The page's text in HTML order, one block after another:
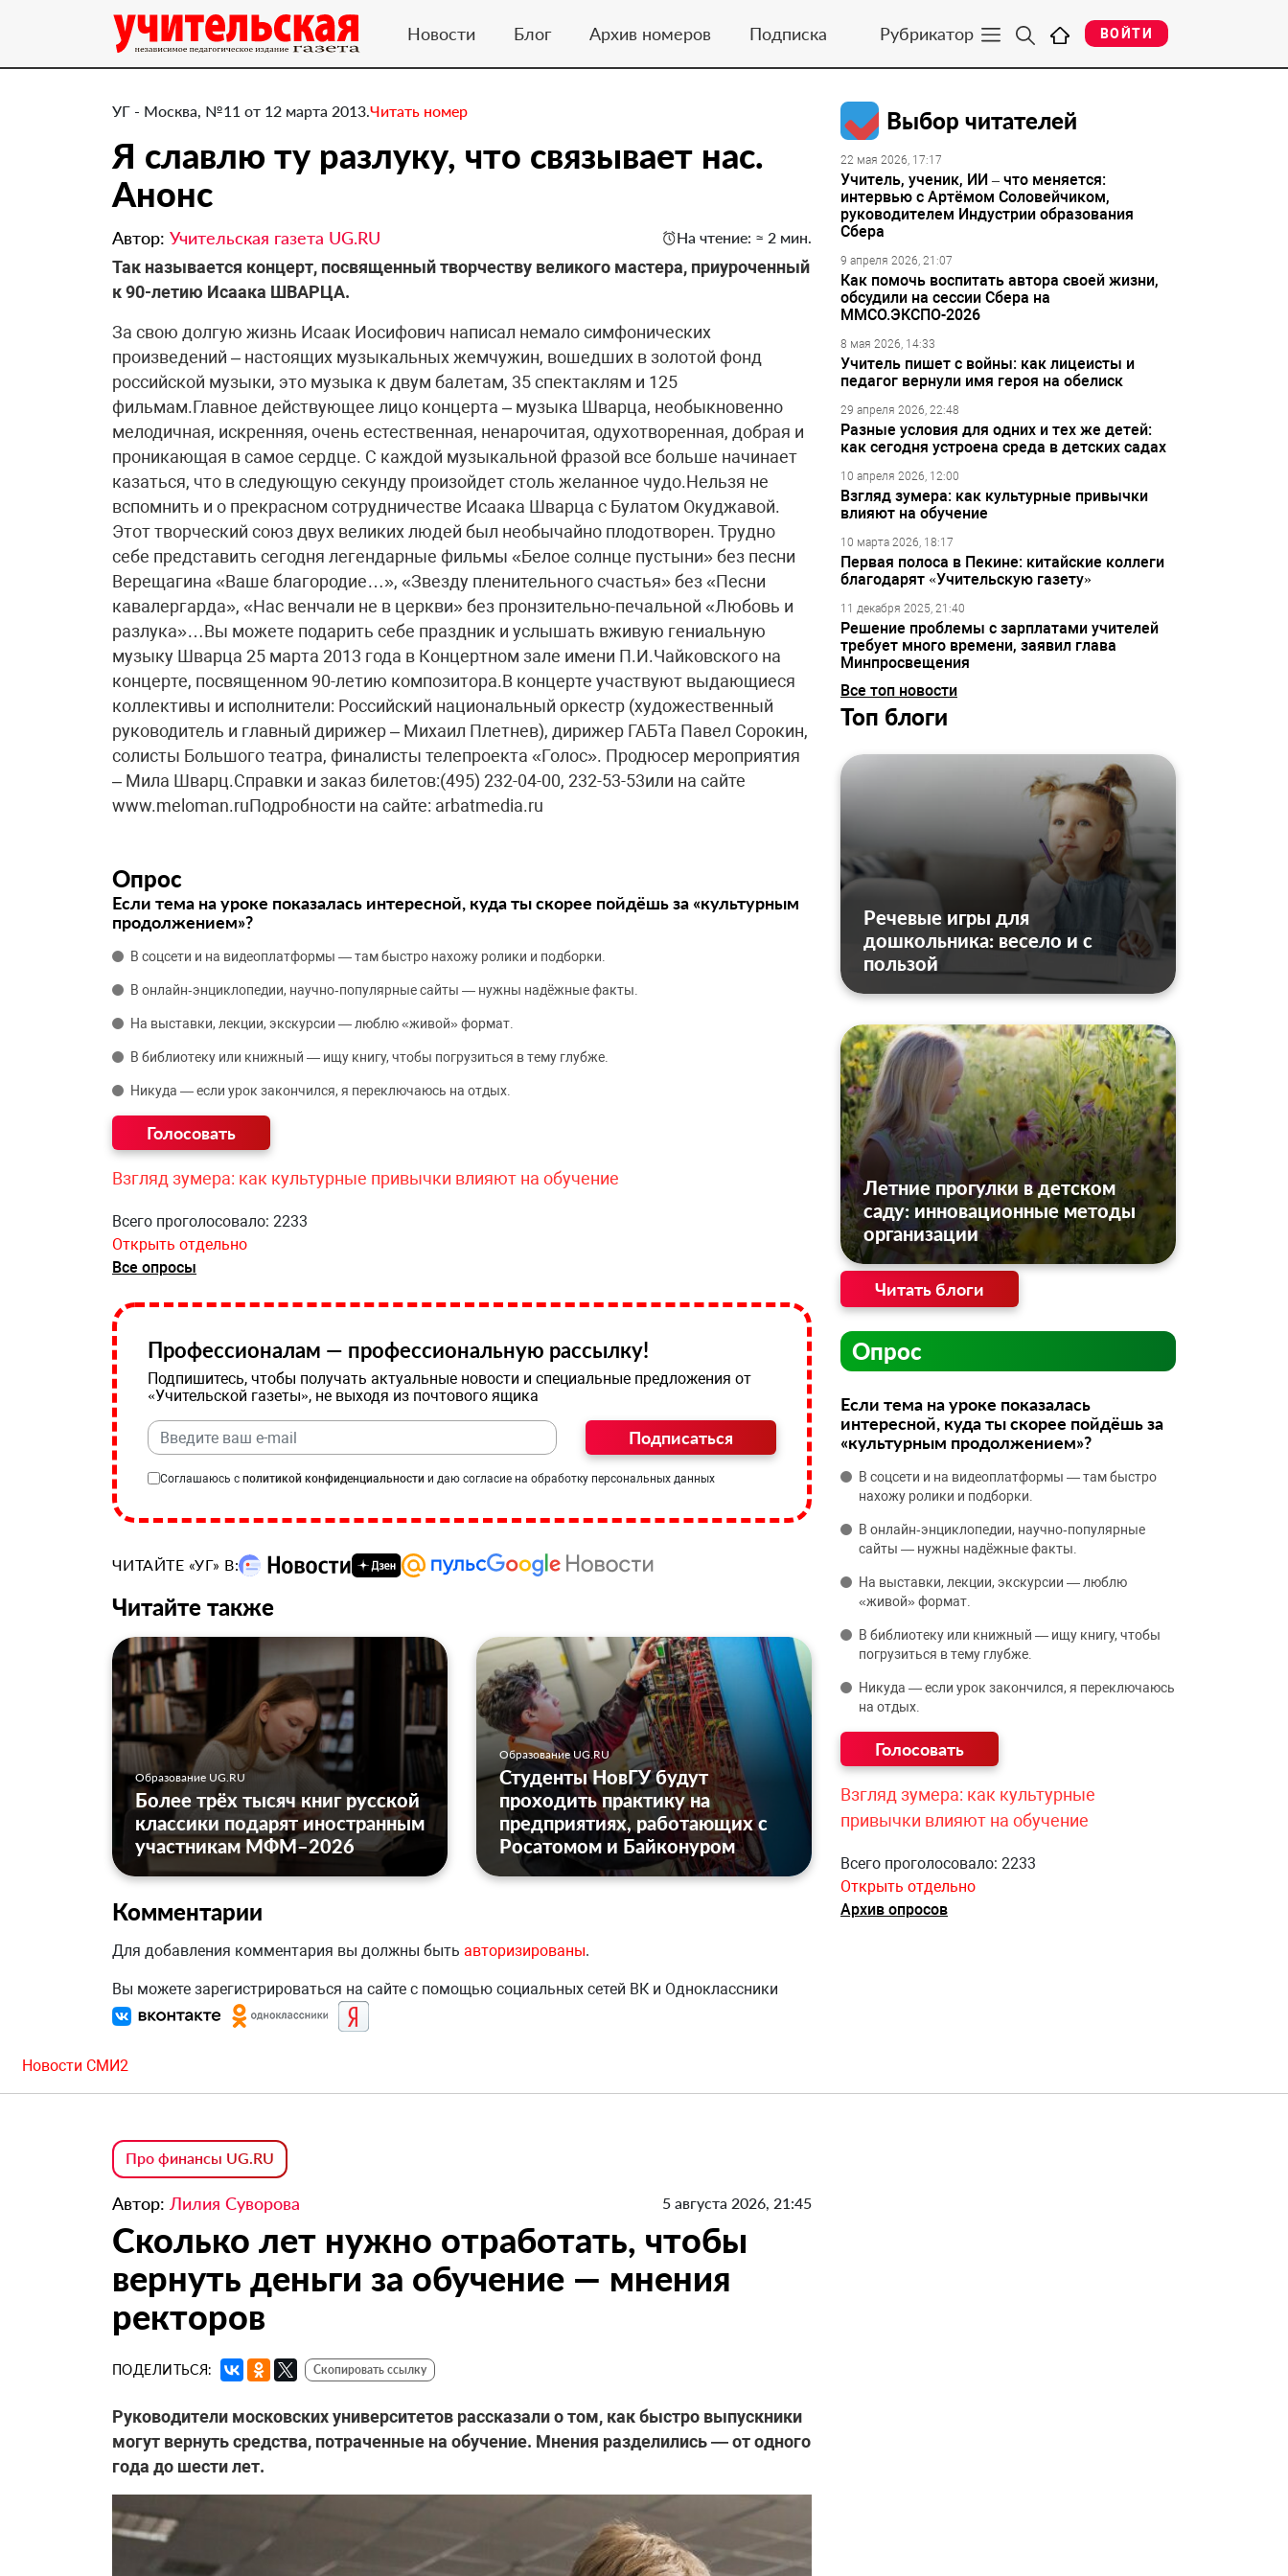
Новости Блог Архив номеров Подписка Рубрикатор ВОЙТИ
УГ - Москва, №11 от 12 марта 2013.Читать номер
Я славлю ту разлуку, что связывает нас.
Анонс
Автор: Учительская газета UG.RU На чтение: ≈ 2 мин.
Так называется концерт, посвященный творчеству великого мастера, приуроченный
к 90-летию Исаака ШВАРЦА.
За свою долгую жизнь Исаак Иосифович написал немало симфонических
произведений – настоящих музыкальных жемчужин, вошедших в золотой фонд
российской музыки, это музыка к двум балетам, 35 спектаклям и 125
фильмам.Главное действующее лицо концерта – музыка Шварца, необыкновенно
мелодичная, искренняя, очень естественная, ненарочитая, одухотворенная, добрая и
проникающая в самое сердце. С каждой музыкальной фразой все больше начинает
казаться, что в следующую секунду произойдет столь желанное чудо.Нельзя не
вспомнить и о прекрасном сотрудничестве Исаака Шварца с Булатом Окуджавой.
Этот творческий союз двух великих людей был необычайно плодотворен. Трудно
себе представить сегодня легендарные фильмы «Белое солнце пустыни» без песни
Верещагина «Ваше благородие…», «Звезду пленительного счастья» без «Песни
кавалергарда», «Нас венчали не в церкви» без пронзительно-печальной «Любовь и
разлука»…Вы можете подарить себе праздник и услышать вживую гениальную
музыку Шварца 25 марта 2013 года в Концертном зале имени П.И.Чайковского на
концерте, посвященном 90-летию композитора.В концерте участвуют выдающиеся
коллективы и исполнители: Российский национальный оркестр (художественный
руководитель и главный дирижер – Михаил Плетнев), дирижер ГАБТа Павел Сорокин,
солисты Большого театра, финалисты телепроекта «Голос». Продюсер мероприятия
– Мила Шварц.Справки и заказ билетов:(495) 232-04-00, 232-53-53или на сайте
www.meloman.ruПодробности на сайте: arbatmedia.ru
Опрос
Если тема на уроке показалась интересной, куда ты скорее пойдёшь за «культурным
продолжением»?
В соцсети и на видеоплатформы — там быстро нахожу ролики и подборки.
В онлайн‑энциклопедии, научно‑популярные сайты — нужны надёжные факты.
На выставки, лекции, экскурсии — люблю «живой» формат.
В библиотеку или книжный — ищу книгу, чтобы погрузиться в тему глубже.
Никуда — если урок закончился, я переключаюсь на отдых.
Взгляд зумера: как культурные привычки влияют на обучение
Всего проголосовало: 2233
Открыть отдельно
Все опросы
Профессионалам — профессиональную рассылку!
Подпишитесь, чтобы получать актуальные новости и специальные предложения от
«Учительской газеты», не выходя из почтового ящика
Подписаться
Соглашаюсь с политикой конфиденциальности и даю согласие на обработку персональных данных
ЧИТАЙТЕ «УГ» В:
Читайте также
Образование UG.RU
Более трёх тысяч книг русской
классики подарят иностранным
участникам МФМ–2026
Образование UG.RU
Студенты НовГУ будут
проходить практику на
предприятиях, работающих с
Росатомом и Байконуром
Комментарии
Для добавления комментария вы должны быть авторизированы.
Вы можете зарегистрироваться на сайте с помощью социальных сетей ВК и Одноклассники
Выбор читателей
22 мая 2026, 17:17
Учитель, ученик, ИИ – что меняется:
интервью с Артёмом Соловейчиком,
руководителем Индустрии образования
Сбера
9 апреля 2026, 21:07
Как помочь воспитать автора своей жизни,
обсудили на сессии Сбера на
ММСО.ЭКСПО-2026
8 мая 2026, 14:33
Учитель пишет с войны: как лицеисты и
педагог вернули имя героя на обелиск
29 апреля 2026, 22:48
Разные условия для одних и тех же детей:
как сегодня устроена среда в детских садах
10 апреля 2026, 12:00
Взгляд зумера: как культурные привычки
влияют на обучение
10 марта 2026, 18:17
Первая полоса в Пекине: китайские коллеги
благодарят «Учительскую газету»
11 декабря 2025, 21:40
Решение проблемы с зарплатами учителей
требует много времени, заявил глава
Минпросвещения
Все топ новости
Топ блоги
Речевые игры для
дошкольника: весело и с
пользой
Летние прогулки в детском
саду: инновационные методы
организации
Читать блоги
Опрос
Если тема на уроке показалась
интересной, куда ты скорее пойдёшь за
«культурным продолжением»?
В соцсети и на видеоплатформы — там быстро
нахожу ролики и подборки.
В онлайн‑энциклопедии, научно‑популярные
сайты — нужны надёжные факты.
На выставки, лекции, экскурсии — люблю
«живой» формат.
В библиотеку или книжный — ищу книгу, чтобы
погрузиться в тему глубже.
Никуда — если урок закончился, я переключаюсь
на отдых.
Взгляд зумера: как культурные
привычки влияют на обучение
Всего проголосовало: 2233
Открыть отдельно
Архив опросов
Новости СМИ2
Про финансы UG.RU
Автор: Лилия Суворова 5 августа 2026, 21:45
Сколько лет нужно отработать, чтобы
вернуть деньги за обучение — мнения
ректоров
ПОДЕЛИТЬСЯ: Скопировать ссылку
Руководители московских университетов рассказали о том, как быстро выпускники
могут вернуть средства, потраченные на обучение. Мнения разделились — от одного
года до шести лет.